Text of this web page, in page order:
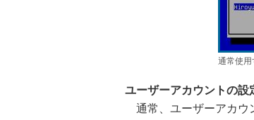
通常使用
ユーザーアカウントの設
通常、ユーザーアカウ